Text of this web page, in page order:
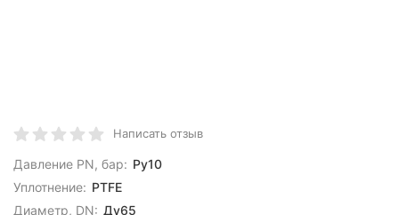
Написать отзыв
Давление PN, бар: Ру10
Уплотнение: PTFE
Диаметр, DN: Ду65